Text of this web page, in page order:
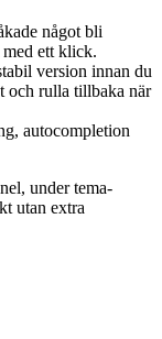
något bli
ett klick.
version innan du
och rulla tillbaka när
autocompletion
under tema-
utan extra